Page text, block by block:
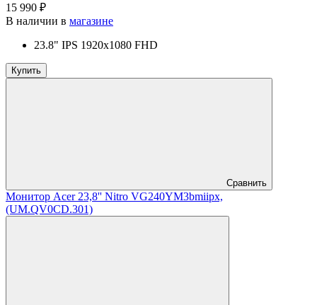
15 990 ₽
В наличии в магазине
23.8" IPS 1920x1080 FHD
Купить
Сравнить
Монитор Acer 23,8'' Nitro VG240YM3bmiipx,
(UM.QV0CD.301)